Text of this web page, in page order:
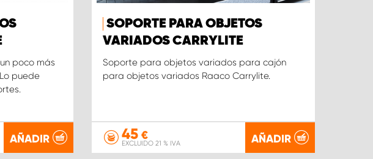
poco más
puede
AÑADIR
SOPORTE PARA OBJETOS
VARIADOS CARRYLITE
Soporte para objetos variados para cajón
para objetos variados Raaco Carrylite.
45 €
EXCLUIDO 21 % IVA AÑADIR